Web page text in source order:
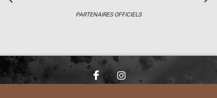
PARTENAIRES OFFICIELS